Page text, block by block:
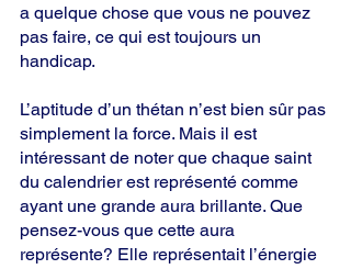
a quelque chose que vous ne pouvez
pas faire, ce qui est toujours un
handicap.
L’aptitude d’un thétan n’est bien sûr pas
simplement la force. Mais il est
intéressant de noter que chaque saint
du calendrier est représenté comme
ayant une grande aura brillante. Que
pensez-vous que cette aura
représente? Elle représentait l’énergie